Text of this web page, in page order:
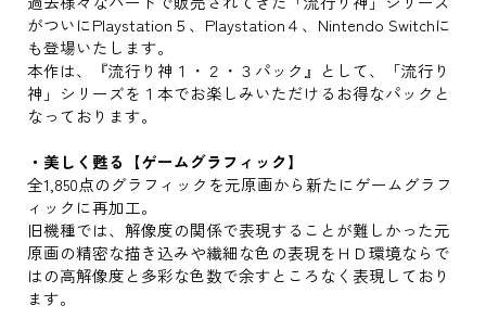
がついにPlaystation５、Playstation４、Nintendo Switchに
も登場いたします。
本作は、『流行り神１・２・３パック』として、「流行り
神」シリーズを１本でお楽しみいただけるお得なパックと
なっております。
・美しく甦る【ゲームグラフィック】
全1,850点のグラフィックを元原画から新たにゲームグラフ
ィックに再加工。
旧機種では、解像度の関係で表現することが難しかった元
原画の精密な描き込みや繊細な色の表現をＨＤ環境ならで
はの高解像度と多彩な色数で余すところなく表現しており
ます。